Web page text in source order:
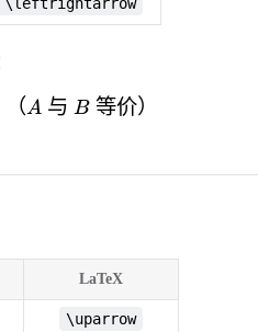
A \leftrightarrow B
（A 与 B 等价）
LaTeX
\uparrow